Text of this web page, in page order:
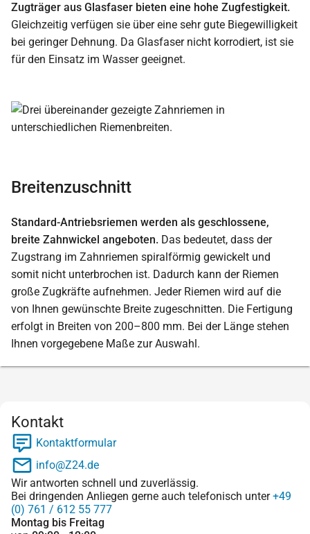
Zugträger aus Glasfaser bieten eine hohe Zugfestigkeit.
Gleichzeitig verfügen sie über eine sehr gute Biegewilligkeit
bei geringer Dehnung. Da Glasfaser nicht korrodiert, ist sie
für den Einsatz im Wasser geeignet.
Breitenzuschnitt
Standard-Antriebsriemen werden als geschlossene,
breite Zahnwickel angeboten. Das bedeutet, dass der
Zugstrang im Zahnriemen spiralförmig gewickelt und
somit nicht unterbrochen ist. Dadurch kann der Riemen
große Zugkräfte aufnehmen. Jeder Riemen wird auf die
von Ihnen gewünschte Breite zugeschnitten. Die Fertigung
erfolgt in Breiten von 200–800 mm. Bei der Länge stehen
Ihnen vorgegebene Maße zur Auswahl.
Kontakt
Kontaktformular
info@Z24.de
Wir antworten schnell und zuverlässig.
Bei dringenden Anliegen gerne auch telefonisch unter+49
(0) 761 / 612 55 777
Montag bis Freitag